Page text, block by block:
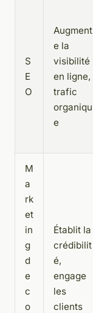
S
E
O
Augment
e la
visibilité
en ligne,
trafic
organiqu
e
M
a
rk
et
in
g
d
e
c
o
Établit la
crédibilit
é,
engage
les
clients